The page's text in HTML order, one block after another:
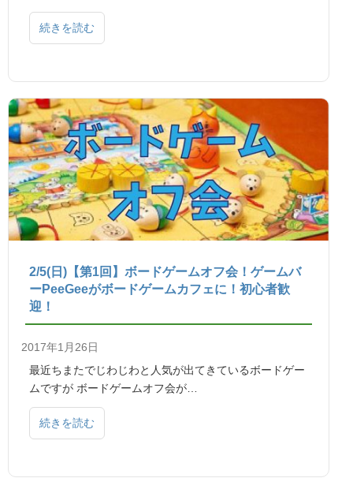
続きを読む
2/5(日)【第1回】ボードゲームオフ会！ゲームバ
ーPeeGeeがボードゲームカフェに！初心者歓
迎！
2017年1月26日
最近ちまたでじわじわと人気が出てきているボードゲー
ムですが ボードゲームオフ会が…
続きを読む